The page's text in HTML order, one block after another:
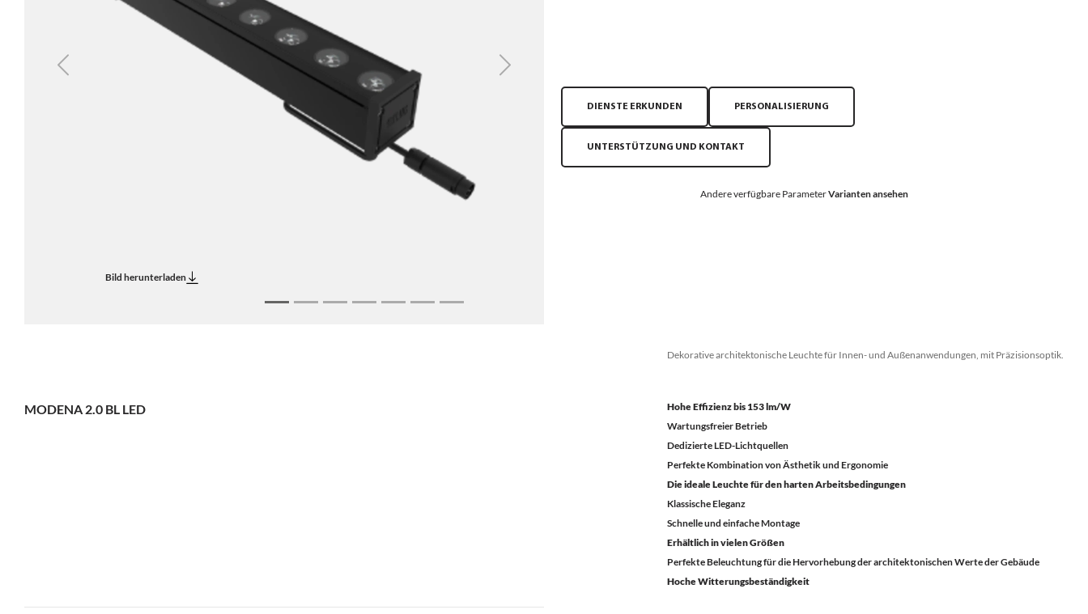
Previous Next
Bild herunterladen
DIENSTE ERKUNDEN PERSONALISIERUNG
UNTERSTÜTZUNG UND KONTAKT
Andere verfügbare ParameterVarianten ansehen
MODENA 2.0 BL LED
Dekorative architektonische Leuchte für Innen- und Außenanwendungen, mit Präzisionsoptik.
Hohe Effizienz bis 153 lm/W
Wartungsfreier Betrieb
Dedizierte LED-Lichtquellen
Perfekte Kombination von Ästhetik und Ergonomie
Die ideale Leuchte für den harten Arbeitsbedingungen
Klassische Eleganz
Schnelle und einfache Montage
Erhältlich in vielen Größen
Perfekte Beleuchtung für die Hervorhebung der architektonischen Werte der Gebäude
Hoche Witterungsbeständigkeit